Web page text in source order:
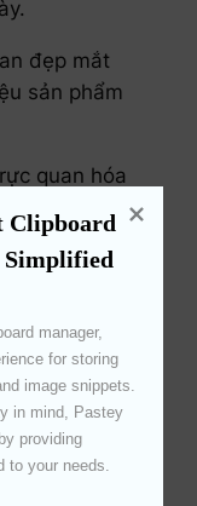
đẹp mắt
sản phẩm
quan hóa
thị câu
trong lớp
giáo dục
trực quan.
报定上海力
đồ chi tiết về
Clipboard
Simplified
manager,
for storing
image snippets.
in mind, Pastey
providing
to your needs.